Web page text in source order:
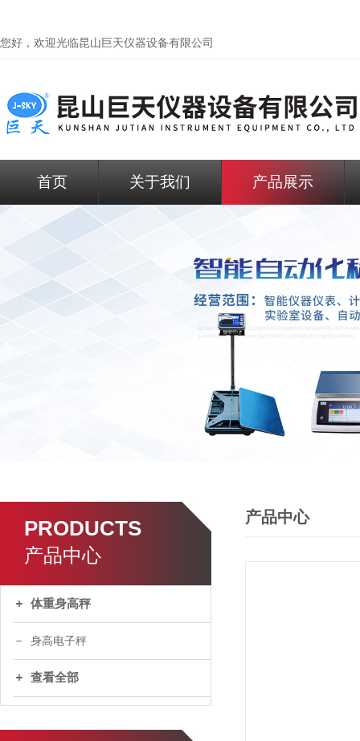
您好，欢迎光临昆山巨天仪器设备有限公司
首页 关于我们 产品展示
PRODUCTS
产品中心
体重身高秤
身高电子秤
查看全部
产品中心